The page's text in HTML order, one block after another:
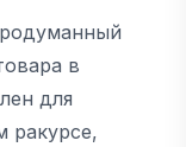
в
для
ракурсе,